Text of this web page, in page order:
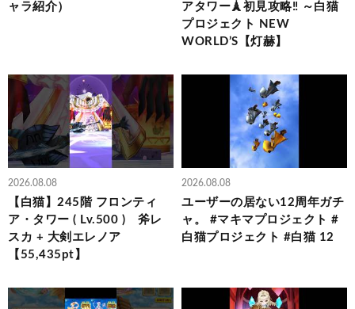
ャラ紹介）
アタワー🗼初見攻略‼ ～白猫
プロジェクト NEW
WORLD’S【灯赫】
2026.08.08
【白猫】245階 フロンティ
ア・タワー ( Lv.500 ) 斧レ
スカ + 大剣エレノア
【55,435pt】
2026.08.08
ユーザーの居ない12周年ガチ
ャ。 #マキマプロジェクト #
白猫プロジェクト #白猫 12